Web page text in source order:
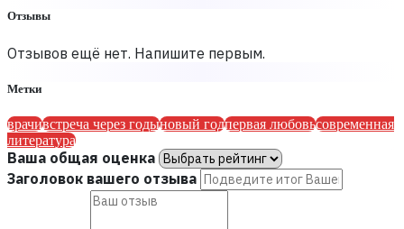
Отзывы
Отзывов ещё нет. Напишите первым.
Метки
врачивстреча через годыновый годпервая любовьсовременная
литература
Ваша общая оценка
Заголовок вашего отзыва